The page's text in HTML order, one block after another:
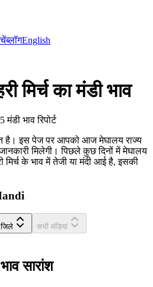
ब्लॉगEnglish
मिर्चका मंडी भाव
मंडी भाव रिपोर्ट
है। इस पेज पर आपको आज मेघालय राज्य
मिलेगी। पिछले कुछ दिनों में मेघालय
मिर्च के भाव में तेजी या मंदी आई है, इसकी
सभी मंडियां
सारांश